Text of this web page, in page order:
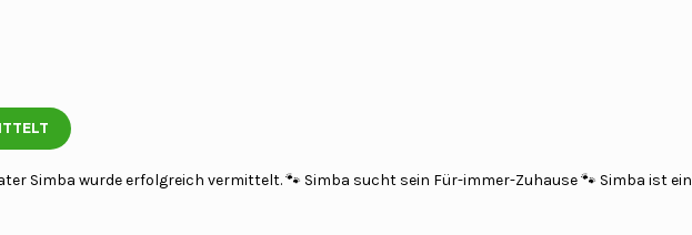
Simba wurde erfolgreich vermittelt. 🐾 Simba sucht sein Für-immer-Zuhause 🐾 Simba ist ein